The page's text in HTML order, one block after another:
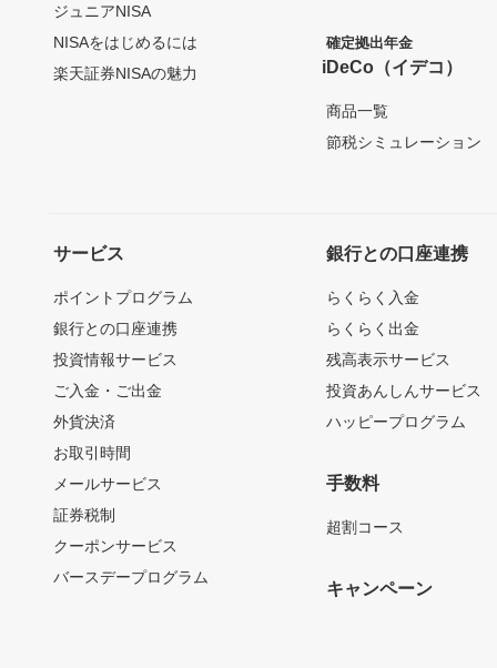
ジュニアNISA
NISAをはじめるには
楽天証券NISAの魅力
確定拠出年金
iDeCo（イデコ）
商品一覧
節税シミュレーション
サービス
ポイントプログラム
銀行との口座連携
投資情報サービス
ご入金・ご出金
外貨決済
お取引時間
メールサービス
証券税制
クーポンサービス
バースデープログラム
銀行との口座連携
らくらく入金
らくらく出金
残高表示サービス
投資あんしんサービス
ハッピープログラム
手数料
超割コース
キャンペーン